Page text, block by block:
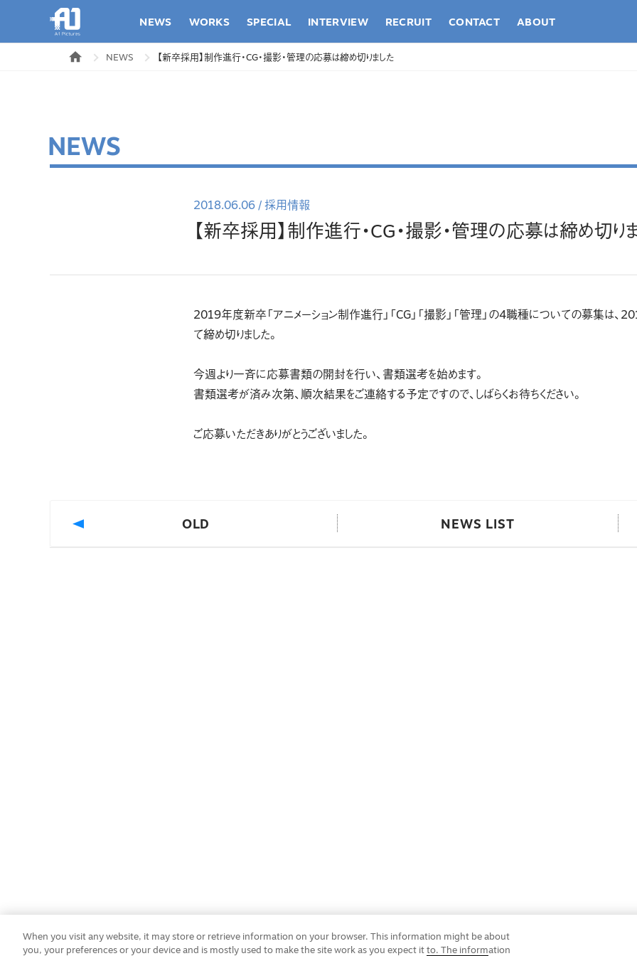
NEWS WORKS SPECIAL INTERVIEW RECRUIT CONTACT ABOUT
NEWS 【新卒採用】制作進行・CG・撮影・管理の応募は締め切りました
NEWS
2018.06.06/採用情報
【新卒採用】制作進行・CG・撮影・管理の応募は締め切り
2019年度新卒「アニメーション制作進行」「CG」「撮影」「管理」の4職種についての募集は、
て締め切りました。
今週より一斉に応募書類の開封を行い、書類選考を始めます。
書類選考が済み次第、順次結果をご連絡する予定ですので、しばらくお待ちください。
ご応募いただきありがとうございました。
OLD NEWS LIST
When you visit any website, it may store or retrieve information on your browser. This information might be about
you, your preferences or your device and is mostly used to make the site work as you expect it to. The information